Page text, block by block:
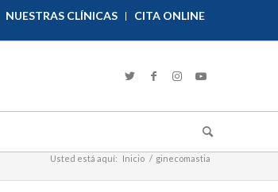
NUESTRAS CLÍNICAS CITA ONLINE
Usted está aquí: Inicio / ginecomastia